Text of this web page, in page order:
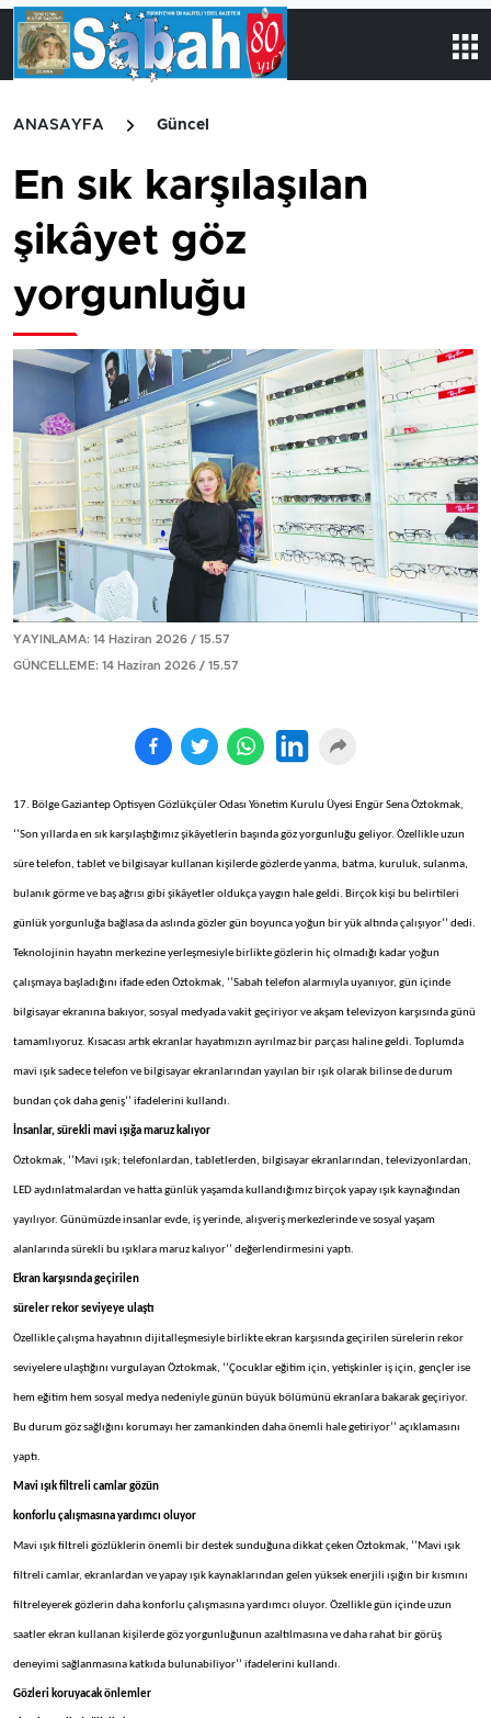
ANASAYFA Güncel
En sık karşılaşılan
şikâyet göz
yorgunluğu
YAYINLAMA: 14 Haziran 2026 / 15.57
GÜNCELLEME: 14 Haziran 2026 / 15.57
17. Bölge Gaziantep Optisyen Gözlükçüler Odası Yönetim Kurulu Üyesi Engür Sena Öztokmak,
‘’Son yıllarda en sık karşılaştığımız şikâyetlerin başında göz yorgunluğu geliyor. Özellikle uzun
süre telefon, tablet ve bilgisayar kullanan kişilerde gözlerde yanma, batma, kuruluk, sulanma,
bulanık görme ve baş ağrısı gibi şikâyetler oldukça yaygın hale geldi. Birçok kişi bu belirtileri
günlük yorgunluğa bağlasa da aslında gözler gün boyunca yoğun bir yük altında çalışıyor’’ dedi.
Teknolojinin hayatın merkezine yerleşmesiyle birlikte gözlerin hiç olmadığı kadar yoğun
çalışmaya başladığını ifade eden Öztokmak, ‘’Sabah telefon alarmıyla uyanıyor, gün içinde
bilgisayar ekranına bakıyor, sosyal medyada vakit geçiriyor ve akşam televizyon karşısında günü
tamamlıyoruz. Kısacası artık ekranlar hayatımızın ayrılmaz bir parçası haline geldi. Toplumda
mavi ışık sadece telefon ve bilgisayar ekranlarından yayılan bir ışık olarak bilinse de durum
bundan çok daha geniş’’ ifadelerini kullandı.
İnsanlar, sürekli mavi ışığa maruz kalıyor
Öztokmak, ‘’Mavi ışık; telefonlardan, tabletlerden, bilgisayar ekranlarından, televizyonlardan,
LED aydınlatmalardan ve hatta günlük yaşamda kullandığımız birçok yapay ışık kaynağından
yayılıyor. Günümüzde insanlar evde, iş yerinde, alışveriş merkezlerinde ve sosyal yaşam
alanlarında sürekli bu ışıklara maruz kalıyor’’ değerlendirmesini yaptı.
Ekran karşısında geçirilen
süreler rekor seviyeye ulaştı
Özellikle çalışma hayatının dijitalleşmesiyle birlikte ekran karşısında geçirilen sürelerin rekor
seviyelere ulaştığını vurgulayan Öztokmak, ‘’Çocuklar eğitim için, yetişkinler iş için, gençler ise
hem eğitim hem sosyal medya nedeniyle günün büyük bölümünü ekranlara bakarak geçiriyor.
Bu durum göz sağlığını korumayı her zamankinden daha önemli hale getiriyor’’ açıklamasını
yaptı.
Mavi ışık filtreli camlar gözün
konforlu çalışmasına yardımcı oluyor
Mavi ışık filtreli gözlüklerin önemli bir destek sunduğuna dikkat çeken Öztokmak, ‘’Mavi ışık
filtreli camlar, ekranlardan ve yapay ışık kaynaklarından gelen yüksek enerjili ışığın bir kısmını
filtreleyerek gözlerin daha konforlu çalışmasına yardımcı oluyor. Özellikle gün içinde uzun
saatler ekran kullanan kişilerde göz yorgunluğunun azaltılmasına ve daha rahat bir görüş
deneyimi sağlanmasına katkıda bulunabiliyor’’ ifadelerini kullandı.
Gözleri koruyacak önlemler